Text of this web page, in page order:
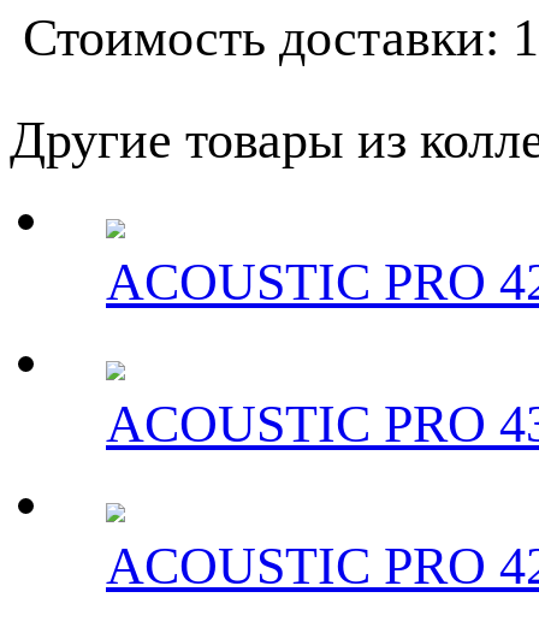
Стоимость
Другие товары из
ACOUSTIC PRO
ACOUSTIC PRO
ACOUSTIC PRO